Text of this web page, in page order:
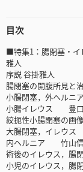
目次
■特集1：腸閉塞・
雅人
序説 谷掛雅人
腸閉塞の開腹所見
小腸閉塞，外ヘルニ
小腸イレウス 豊
絞扼性小腸閉塞の
大腸閉塞，イレ
内ヘルニア 竹山
術後のイレウス，
小児のイレウス，